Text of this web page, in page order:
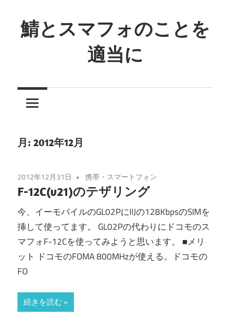
ン
テ
プ
鯖とスマフォのことを
適当に
と
は
で
は
な
く
て
サ
ー
ー
の
月: 2012年12月
2012年12月31日 携帯・スマートフォン
F-12C(v21)のテザリング
今、イーモバイルのGL02PにIIJの128KbpsのSIMを
挿して使ってます。 GL02Pの代わりにドコモのス
マフォF-12Cを使ってみようと思います。 ■メリ
ット ドコモのFOMA 800MHzが使える。ドコモの
FO
続きを読む